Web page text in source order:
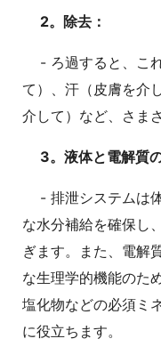
2。除去：
- ろ過すると、こ
て）、汗（皮膚を介
介して）など、さま
3。液体と電解質
- 排泄システムは
な水分補給を確保し
ぎます。また、電解
な生理学的機能のた
塩化物などの必須ミ
に役立ちます。